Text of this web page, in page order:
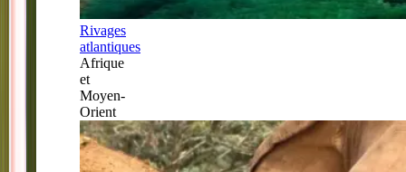
Rivages
atlantiques
Afrique
et
Moyen-
Orient